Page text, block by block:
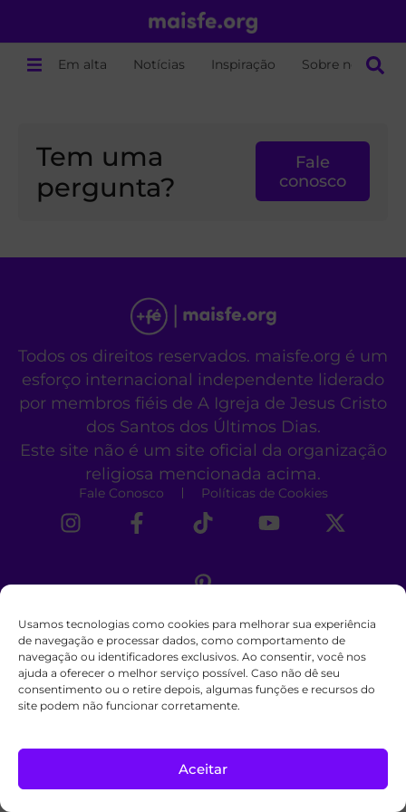
Usamos tecnologias como cookies para melhorar sua experiência
de navegação e processar dados, como comportamento de
navegação ou identificadores exclusivos. Ao consentir, você nos
ajuda a oferecer o melhor serviço possível. Caso não dê seu
consentimento ou o retire depois, algumas funções e recursos do
site podem não funcionar corretamente.
Aceitar
Em alta Notícias Inspiração Sobre nós
Tem uma
pergunta?
Fale
conosco
Todos os direitos reservados. maisfe.org é um
esforço internacional independente liderado
por membros fiéis de A Igreja de Jesus Cristo
dos Santos dos Últimos Dias.
Este site não é um site oficial da organização
religiosa mencionada acima.
Fale Conosco Políticas de Cookies